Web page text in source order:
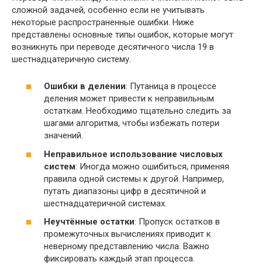
сложной задачей, особенно если не учитывать
некоторые распространенные ошибки. Ниже
представлены основные типы ошибок, которые могут
возникнуть при переводе десятичного числа 19 в
шестнадцатеричную систему.
Ошибки в делении: Путаница в процессе
деления может привести к неправильным
остаткам. Необходимо тщательно следить за
шагами алгоритма, чтобы избежать потери
значений.
Неправильное использование числовых
систем: Иногда можно ошибиться, применяя
правила одной системы к другой. Например,
путать диапазоны цифр в десятичной и
шестнадцатеричной системах.
Неучтённые остатки: Пропуск остатков в
промежуточных вычислениях приводит к
неверному представлению числа. Важно
фиксировать каждый этап процесса.